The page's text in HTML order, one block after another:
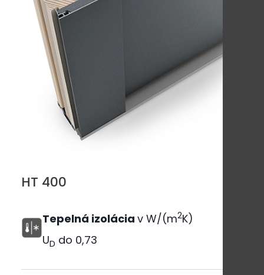
HT 400
Tepelná izolácia v W/(m2K)
UD do 0,73